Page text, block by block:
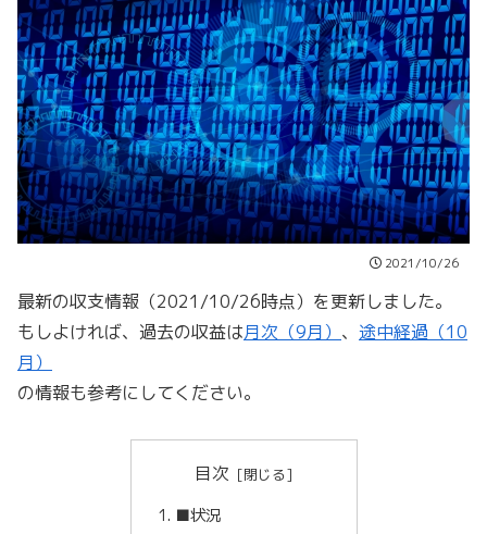
2021/10/26
最新の収支情報（2021/10/26時点）を更新しました。
もしよければ、過去の収益は月次（9月） 、 途中経過（10
月）
の情報も参考にしてください。
目次
■状況